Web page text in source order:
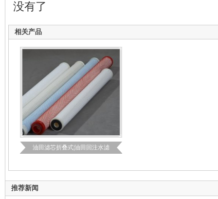
没有了
相关产品
油田滤芯折叠式|油田回注水滤
推荐新闻